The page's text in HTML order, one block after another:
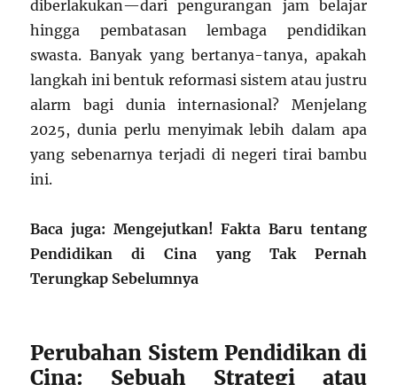
diberlakukan—dari pengurangan jam belajar
hingga pembatasan lembaga pendidikan
swasta. Banyak yang bertanya-tanya, apakah
langkah ini bentuk reformasi sistem atau justru
alarm bagi dunia internasional? Menjelang
2025, dunia perlu menyimak lebih dalam apa
yang sebenarnya terjadi di negeri tirai bambu
ini.
Baca juga: Mengejutkan! Fakta Baru tentang
Pendidikan di Cina yang Tak Pernah
Terungkap Sebelumnya
Perubahan Sistem Pendidikan di
Cina: Sebuah Strategi atau